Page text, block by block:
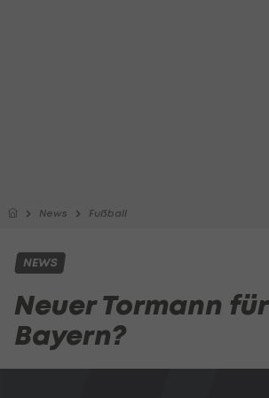
News Fußball
NEWS
Neuer Tormann für
Bayern?